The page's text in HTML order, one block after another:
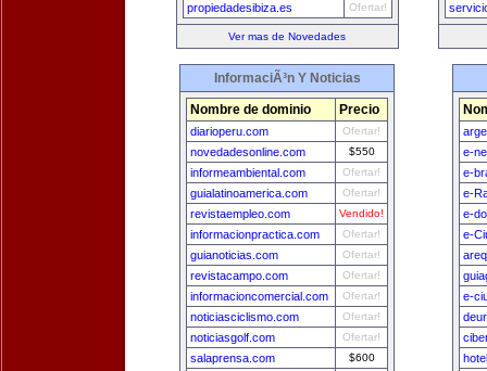
propiedadesibiza.es Ofertar!
Ver mas de Novedades
InformaciÃ³n Y Noticias
Nombre de dominio Precio
diarioperu.com Ofertar!
novedadesonline.com $550
informeambiental.com Ofertar!
guialatinoamerica.com Ofertar!
revistaempleo.com Vendido!
informacionpractica.com Ofertar!
guianoticias.com Ofertar!
revistacampo.com Ofertar!
informacioncomercial.com Ofertar!
noticiasciclismo.com Ofertar!
noticiasgolf.com Ofertar!
salaprensa.com $600
e-
e-
e-
e-
e-
e-